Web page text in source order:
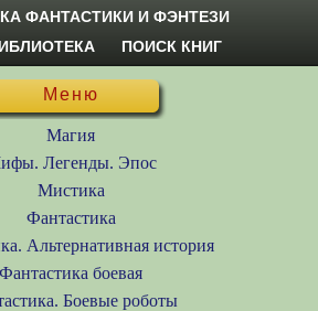
ФАНТАСТИКИ И ФЭНТЕЗИ
ПОИСК КНИГ
Меню
Магия
Легенды. Эпос
Мистика
Фантастика
Альтернативная история
Фантастика боевая
Боевые роботы